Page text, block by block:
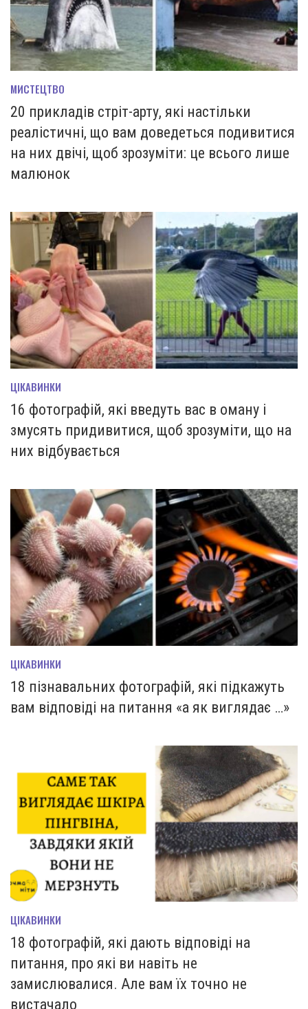
МИСТЕЦТВО
20 прикладів стріт-арту, які настільки
реалістичні, що вам доведеться подивитися
на них двічі, щоб зрозуміти: це всього лише
малюнок
ЦІКАВИНКИ
16 фотографій, які введуть вас в оману і
змусять придивитися, щоб зрозуміти, що на
них відбувається
ЦІКАВИНКИ
18 пізнавальних фотографій, які підкажуть
вам відповіді на питання «а як виглядає …»
ЦІКАВИНКИ
18 фотографій, які дають відповіді на
питання, про які ви навіть не
замислювалися. Але вам їх точно не
вистачало